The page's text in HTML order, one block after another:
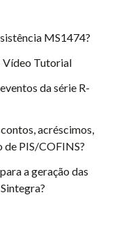
MS1474?
Vídeo Tutorial
da série R-
acréscimos,
de PIS/COFINS?
a geração das